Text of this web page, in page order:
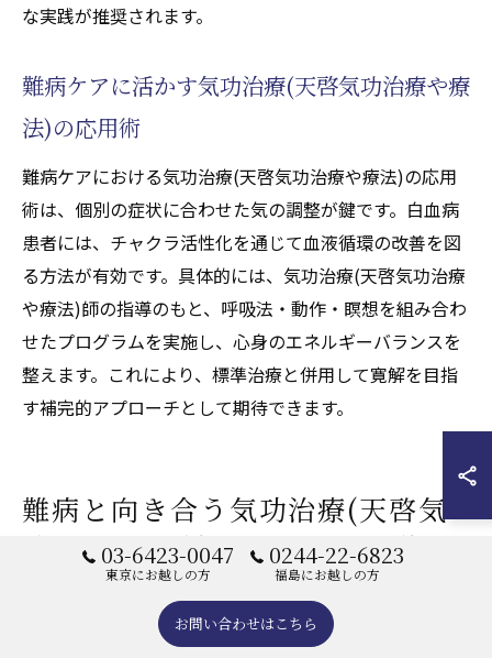
な実践が推奨されます。
難病ケアに活かす気功治療(天啓気功治療や療
法)の応用術
難病ケアにおける気功治療(天啓気功治療や療法)の応用
術は、個別の症状に合わせた気の調整が鍵です。白血病
患者には、チャクラ活性化を通じて血液循環の改善を図
る方法が有効です。具体的には、気功治療(天啓気功治療
や療法)師の指導のもと、呼吸法・動作・瞑想を組み合わ
せたプログラムを実施し、心身のエネルギーバランスを
整えます。これにより、標準治療と併用して寛解を目指
す補完的アプローチとして期待できます。
難病と向き合う気功治療(天啓気
功治療や療法)のポイント解説
気功治療(天啓気功治療や療法)を難病治療に
03-6423-0047
東京にお越しの方
0244-22-6823
福島にお越しの方
お問い合わせはこちら